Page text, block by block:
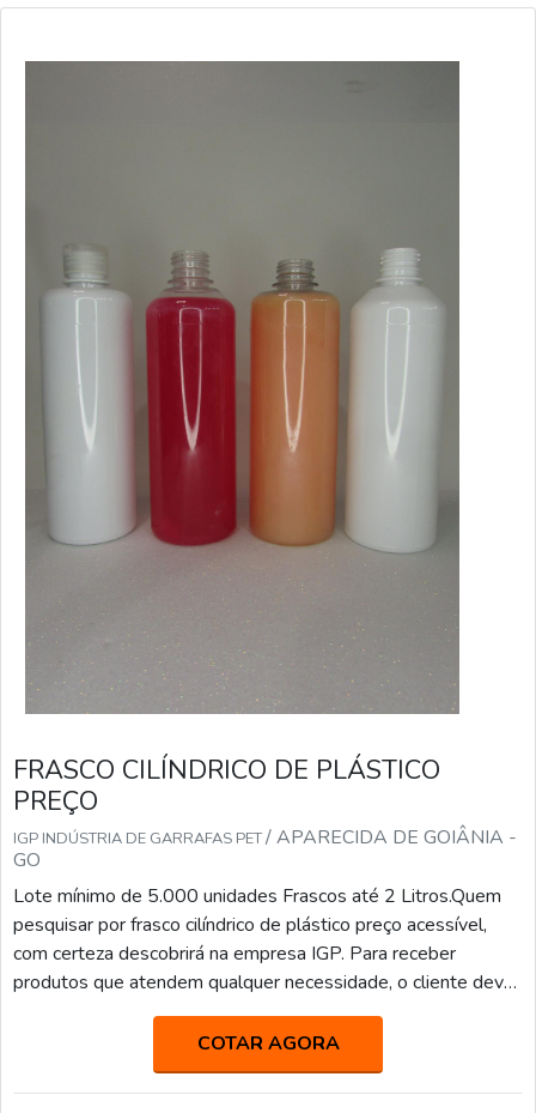
FRASCO CILÍNDRICO DE PLÁSTICO
PREÇO
IGP INDÚSTRIA DE GARRAFAS PET/ APARECIDA DE GOIÂNIA -
GO
Lote mínimo de 5.000 unidades Frascos até 2 Litros.Quem
pesquisar por frasco cilíndrico de plástico preço acessível,
com certeza descobrirá na empresa IGP. Para receber
produtos que atendem qualquer necessidade, o cliente deve
escolher uma organização que se destaque por um bom
suporte pré-venda e tenha ampla experiência no ramo.MAIS
SOBRE FRASCO CILÍNDRICO DE PLÁSTICO PREÇO
JUSTOSe alguém quer achar frasco cilíndrico de plástico
COTAR AGORA